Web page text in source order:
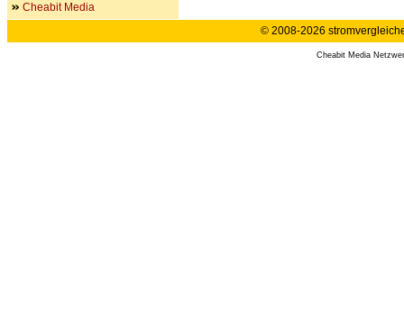
Cheabit Media
© 2008-2026
Cheabit Media